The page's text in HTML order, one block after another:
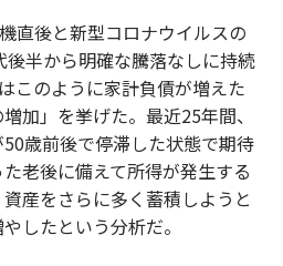
直後と新型コロナウイルスの
半から明確な騰落なしに持続
このように家計負債が増えた
加」を挙げた。最近25年間、
歳前後で停滞した状態で期待
老後に備えて所得が発生する
産をさらに多く蓄積しようと
したという分析だ。